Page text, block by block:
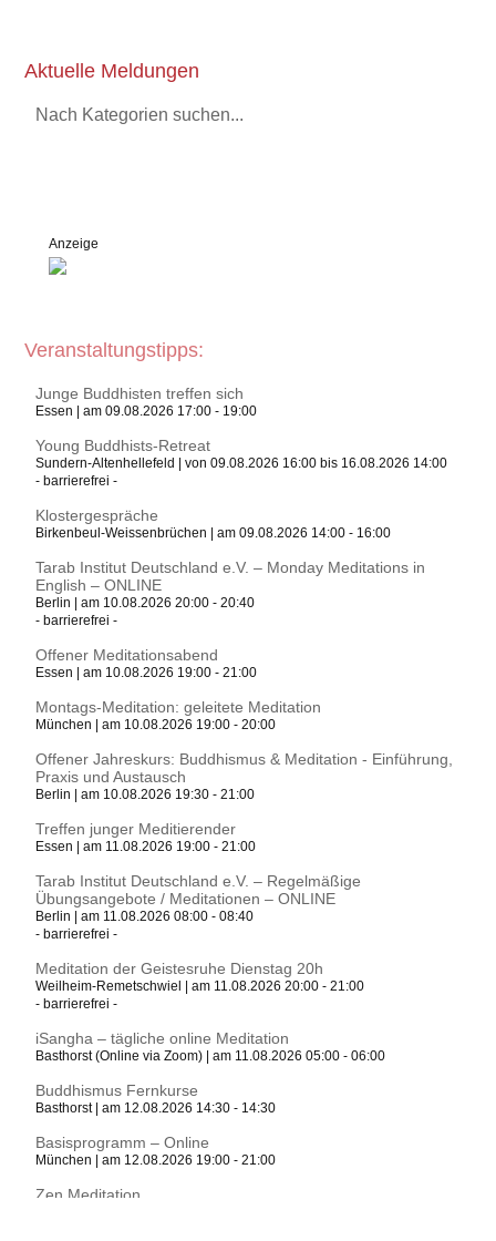
Aktuelle Meldungen
Nach Kategorien suchen...
Anzeige
Veranstaltungstipps:
Junge Buddhisten treffen sich
Essen | am 09.08.2026 17:00 - 19:00
Young Buddhists-Retreat
Sundern-Altenhellefeld | von 09.08.2026 16:00 bis 16.08.2026 14:00
- barrierefrei -
Klostergespräche
Birkenbeul-Weissenbrüchen | am 09.08.2026 14:00 - 16:00
Tarab Institut Deutschland e.V. – Monday Meditations in
English – ONLINE
Berlin | am 10.08.2026 20:00 - 20:40
- barrierefrei -
Offener Meditationsabend
Essen | am 10.08.2026 19:00 - 21:00
Montags-Meditation: geleitete Meditation
München | am 10.08.2026 19:00 - 20:00
Offener Jahreskurs: Buddhismus & Meditation - Einführung,
Praxis und Austausch
Berlin | am 10.08.2026 19:30 - 21:00
Treffen junger Meditierender
Essen | am 11.08.2026 19:00 - 21:00
Tarab Institut Deutschland e.V. – Regelmäßige
Übungsangebote / Meditationen – ONLINE
Berlin | am 11.08.2026 08:00 - 08:40
- barrierefrei -
Meditation der Geistesruhe Dienstag 20h
Weilheim-Remetschwiel | am 11.08.2026 20:00 - 21:00
- barrierefrei -
iSangha – tägliche online Meditation
Basthorst (Online via Zoom) | am 11.08.2026 05:00 - 06:00
Buddhismus Fernkurse
Basthorst | am 12.08.2026 14:30 - 14:30
Basisprogramm – Online
München | am 12.08.2026 19:00 - 21:00
Zen Meditation